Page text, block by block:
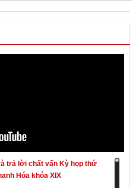
trả lời chất vấn Kỳ họp thứ
Hóa khóa XIX